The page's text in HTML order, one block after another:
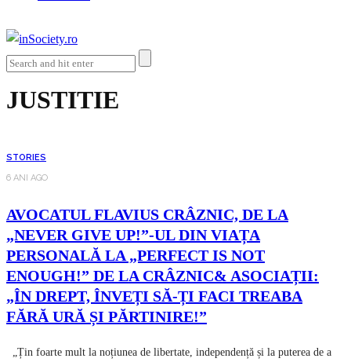
JUSTITIE
STORIES
6 ANI AGO
AVOCATUL FLAVIUS CRÂZNIC, DE LA
„NEVER GIVE UP!”-UL DIN VIAȚA
PERSONALĂ LA „PERFECT IS NOT
ENOUGH!” DE LA CRÂZNIC& ASOCIAȚII:
„ÎN DREPT, ÎNVEȚI SĂ-ȚI FACI TREABA
FĂRĂ URĂ ȘI PĂRTINIRE!”
„Țin foarte mult la noțiunea de libertate, independență și la puterea de a